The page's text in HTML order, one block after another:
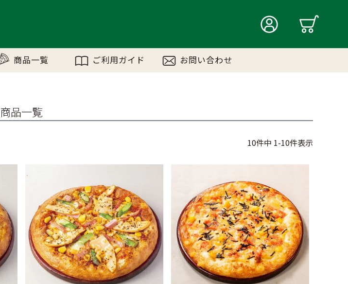
商品一覧 ご利用ガイド お問い合わせ
商品一覧
10件中 1-10件表示